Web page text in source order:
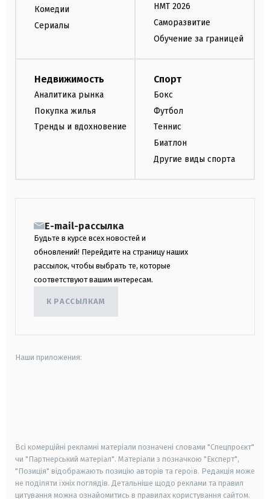
Комедии
Сериалы
НМТ 2026
Саморазвитие
Обучение за границей
Недвижимость
Аналитика рынка
Покупка жилья
Тренды и вдохновение
Спорт
Бокс
Футбол
Теннис
Биатлон
Другие виды спорта
E-mail-рассылка
Будьте в курсе всех новостей и
обновлений! Перейдите на страницу наших
рассылок, чтобы выбрать те, которые
соответствуют вашим интересам.
К РАССЫЛКАМ
Наши приложения:
Всі комерційні рекламні матеріали позначені словами "Спецпроєкт"
чи "Партнерський матеріал". Матеріали з позначкою "Експерт",
"Позиція" відображають позицію авторів та героїв. Редакція може
не поділяти їхніх поглядів. Детальніше щодо реклами та правил
цитування можна ознайомитись в правилах користування сайтом.